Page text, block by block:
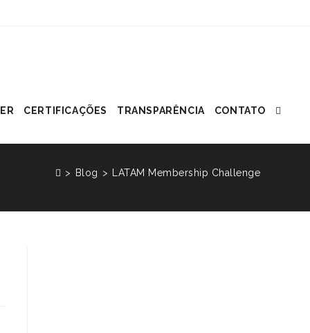
CERTIFICAÇÕES TRANSPARÊNCIA CONTATO
> Blog > LATAM Membership Challenge